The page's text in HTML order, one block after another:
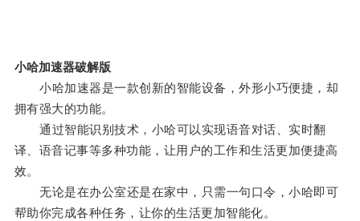
小哈加速器破解版
小哈加速器是一款创新的智能设备，外形小巧便捷，却
拥有强大的功能。
通过智能识别技术，小哈可以实现语音对话、实时翻
译、语音记事等多种功能，让用户的工作和生活更加便捷高
效。
无论是在办公室还是在家中，只需一句口令，小哈即可
帮助你完成各种任务，让你的生活更加智能化。